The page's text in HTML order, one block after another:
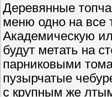
Деревянные
меню одно на все
Академическую
будут метать на
парниковыми
пузырчатые
с крупным же